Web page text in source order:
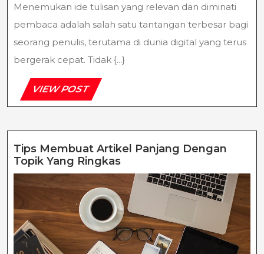
Menemukan ide tulisan yang relevan dan diminati
pembaca adalah salah satu tantangan terbesar bagi
seorang penulis, terutama di dunia digital yang terus
bergerak cepat. Tidak {...}
VIEW POSTVIEW
POST
Tips Membuat Artikel Panjang Dengan
Topik Yang RingkasTips
Membuat
Artikel
Panjang
Dengan
Topik
Yang
Ringkas